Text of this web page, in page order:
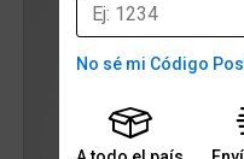
No sé mi Código